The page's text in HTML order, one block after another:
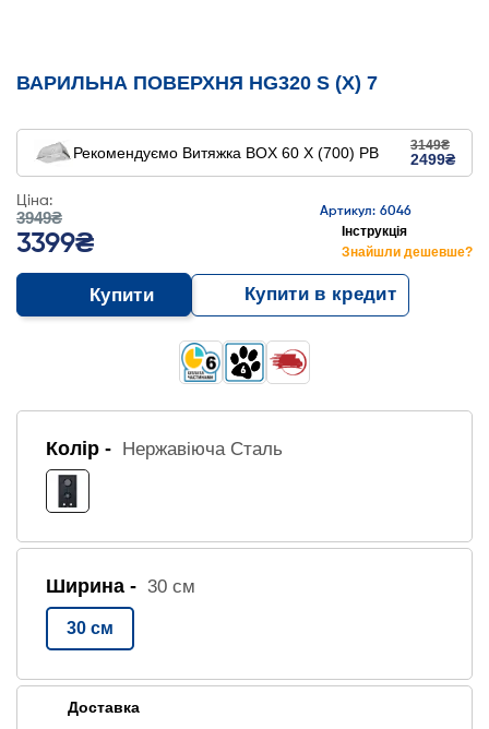
ВАРИЛЬНА ПОВЕРХНЯ HG320 S (X) 7
Рекомендуємо Витяжка BOX 60 X (700) PB 3149₴
2499₴
Ціна:
3949₴
3399₴
Артикул: 6046
Інструкція
Знайшли дешевше?
Купити Купити в кредит
Колір - Нержавіюча Сталь
Ширина - 30 см
30 см
Доставка